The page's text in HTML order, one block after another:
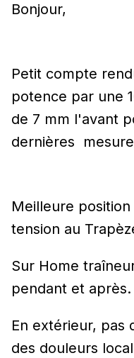
Bonjour,
Petit compte
potence par une
de 7 mm l'avant
dernières
Meilleure
tension au
Sur Home
pendant et après.
En extérieur, pas
des douleurs